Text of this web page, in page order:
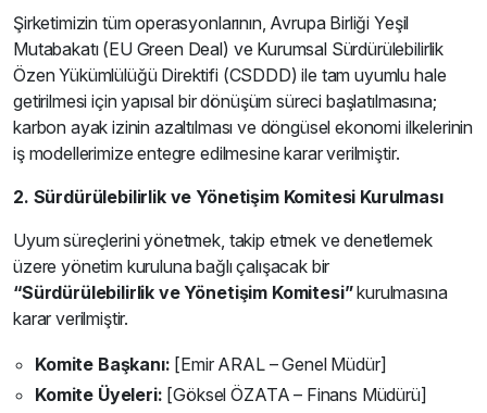
Şirketimizin tüm operasyonlarının, Avrupa Birliği Yeşil
Mutabakatı (EU Green Deal) ve Kurumsal Sürdürülebilirlik
Özen Yükümlülüğü Direktifi (CSDDD) ile tam uyumlu hale
getirilmesi için yapısal bir dönüşüm süreci başlatılmasına;
karbon ayak izinin azaltılması ve döngüsel ekonomi ilkelerinin
iş modellerimize entegre edilmesine karar verilmiştir.
2. Sürdürülebilirlik ve Yönetişim Komitesi Kurulması
Uyum süreçlerini yönetmek, takip etmek ve denetlemek
üzere yönetim kuruluna bağlı çalışacak bir
“Sürdürülebilirlik ve Yönetişim Komitesi”kurulmasına
karar verilmiştir.
Komite Başkanı: [Emir ARAL – Genel Müdür]
Komite Üyeleri: [Göksel ÖZATA – Finans Müdürü]